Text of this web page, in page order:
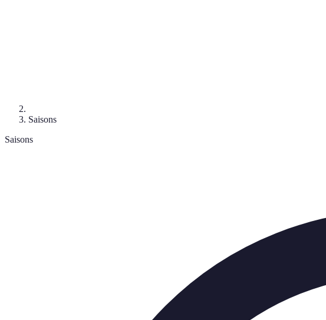
Saisons
Saisons